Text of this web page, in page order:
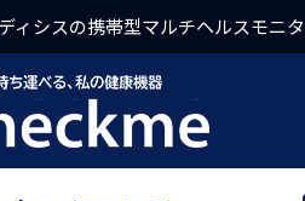
ィシスの携帯型マルチヘルスモニ